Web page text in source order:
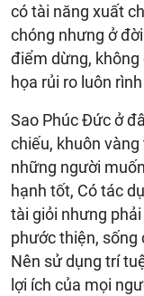
có tài năng xuất
chóng nhưng ở
điểm dừng,
họa rủi ro luôn
Sao Phúc Đức ở
chiếu, khuôn
những người
hạnh tốt, Có tác
tài giỏi nhưng
phước thiện, sống
Nên sử dụng trí
lợi ích của mọi